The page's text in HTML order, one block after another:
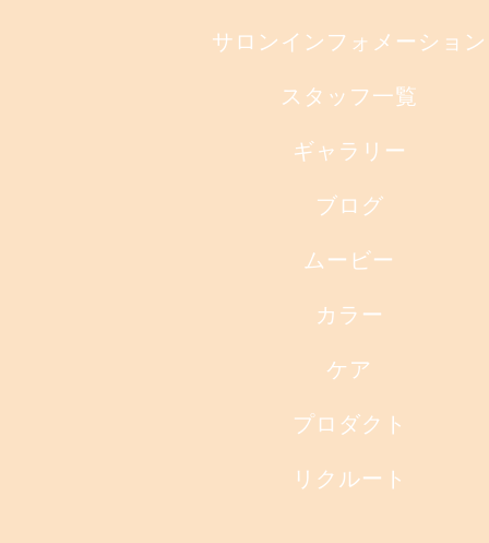
サロンインフォメーション
スタッフ一覧
ギャラリー
ブログ
ムービー
カラー
ケア
プロダクト
リクルート